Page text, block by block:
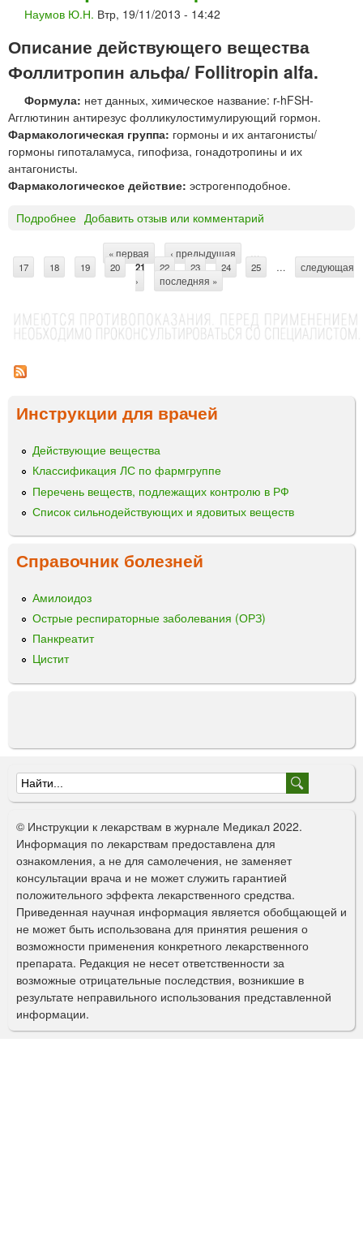
О
П
Р
О
В
Е
Р
А
®
с
е
н
д
н
у
р
и
м
ы
ч
о
о
в
е
и
Наумов Ю.Н. Втр, 19/11/2013 - 14:42
Описание действующего вещества
Фоллитропин альфа/ Follitropin alfa.
Формула: нет данных, химическое название: r-hFSH-
Агглютинин антирезус фолликулостимулирующий гормон.
Фармакологическая группа: гормоны и их антагонисты/
гормоны гипоталамуса, гипофиза, гонадотропины и их
антагонисты.
Фармакологическое действие: эстрогенподобное.
Подробнее
л
р
а
ь
ф
а
*
Добавить отзыв или комментарий
С
р
а
н
ц
« первая ‹ предыдущая
…
17
18 19 20 21 22 23 24 25 …
следующая
›
последняя »
Инструкции для врачей
Действующие вещества
Классификация ЛС по фармгруппе
Перечень веществ, подлежащих контролю в РФ
Список сильнодействующих и ядовитых веществ
Справочник болезней
Амилоидоз
Острые респираторные заболевания (ОРЗ)
Панкреатит
Цистит
Ф
о
р
м
а
п
о
и
с
к
© Инструкции к лекарствам в журнале Медикал 2022.
Информация по лекарствам предоставлена для
ознакомления, а не для самолечения, не заменяет
консультации врача и не может служить гарантией
положительного эффекта лекарственного средства.
Приведенная научная информация является обобщающей и
не может быть использована для принятия решения о
возможности применения конкретного лекарственного
препарата. Редакция не несет ответственности за
возможные отрицательные последствия, возникшие в
результате неправильного использования представленной
информации.